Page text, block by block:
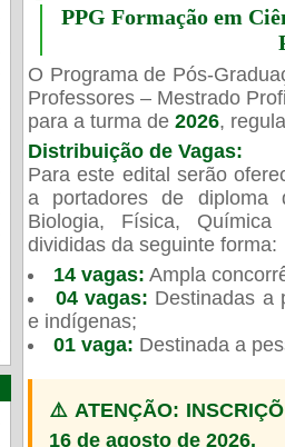
PPG Formação em
O Programa de Pós-
Professores – Mestrado
para a turma de 2026,
Distribuição de Vagas:
Para este edital serão
a portadores de diploma
Biologia, Física,
divididas da seguinte forma:
14 vagas: Ampla
04 vagas: Destinadas a
e indígenas;
01 vaga: Destinada a
⚠️ ATENÇÃO:
16 de agosto de 2026.
Guia de boas práticas